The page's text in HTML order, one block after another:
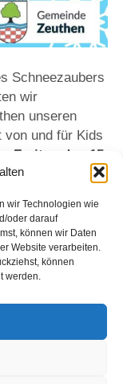
wir Technologien wie
oder darauf
können wir Daten
Website verarbeiten.
können
werden.
Schneezaubers
wir
unseren
von und für Kids
Freitag den 15.
wunderbaren
und
auf ein
Familie!